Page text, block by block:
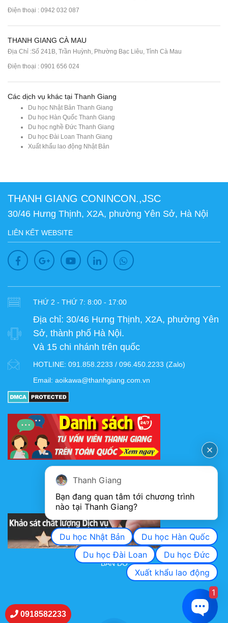
Điện thoại : 0942 032 087
THANH GIANG CÀ MAU
Địa Chỉ :Số 241B, Trần Huỳnh, Phường Bạc Liêu, Tỉnh Cà Mau
Điện thoại : 0901 656 024
Các dịch vụ khác tại Thanh Giang
Du học Nhật Bản Thanh Giang
Du học Hàn Quốc Thanh Giang
Du học nghề Đức Thanh Giang
Du học Đài Loan Thanh Giang
Xuất khẩu lao động Nhật Bản
THANH GIANG CONINCON.,JSC
30/46 Hưng Thịnh, X2A, phường Yên Sở, Hà Nội
LIÊN KẾT WEBSITE
THỨ 2 - THỨ 7: 8:00 - 17:00
Địa chỉ: 30/46 Hưng Thịnh, X2A, phường Yên
Sở, thành phố Hà Nội.
Và 15 chi nhánh trên quốc
HOTLINE: 091.858.2233 / 096.450.2233 (Zalo)
Email: aoikawa@thanhgiang.com.vn
KHẢO SÁT CHẤT LƯỢNG DỊCH VỤ
BẢN ĐỒ
0918582233
Thanh Giang
Bạn đang quan tâm tới chương trình
nào tại Thanh Giang?
Du học Nhật Bản
Du học Hàn Quốc
Du học Đài Loan
Du học Đức
Xuất khẩu lao động
1